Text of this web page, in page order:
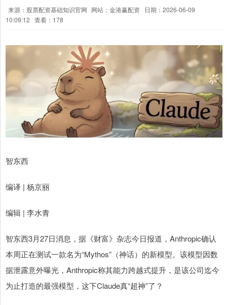
来源：股票配资基础知识官网 网站：金港赢配资
日期：2026-06-09
10:09:12 查看：178
智东西
编译 | 杨京丽
编辑 | 李水青
智东西3月27日消息，据《财富》杂志今日报道，Anthropic确认
本周正在测试一款名为“Mythos”（神话）的新模型。该模型因数
据泄露意外曝光，Anthropic称其能力跨越式提升，是该公司迄今
为止打造的最强模型，这下Claude真“超神”了？